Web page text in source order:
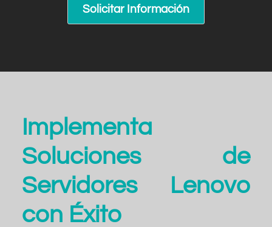
Solicitar Información
Implementa
Soluciones de
Servidores Lenovo
con Éxito